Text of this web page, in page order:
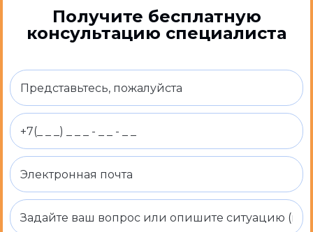
Получите бесплатную
консультацию специалиста